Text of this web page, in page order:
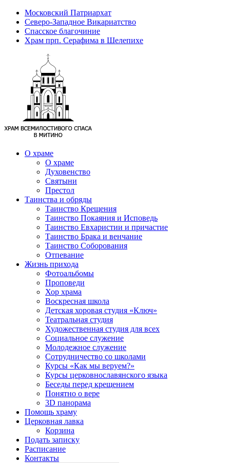
Московский Патриархат
Северо-Западное Викариатство
Спасское благочиние
Храм прп. Серафима в Шелепихе
О храме
О храме
Духовенство
Святыни
Престол
Таинства и обряды
Таинство Крещения
Таинство Покаяния и Исповедь
Таинство Евхаристии и причастие
Таинство Брака и венчание
Таинство Соборования
Отпевание
Жизнь прихода
Фотоальбомы
Проповеди
Хор храма
Воскресная школа
Детская хоровая студия «Ключ»
Театральная студия
Х​удожественная студия для всех
Социальное служение
Молодежное служение
Сотрудничество со школами
Курсы «Как мы веруем?»
Курсы церковнославянского языка
Беседы перед крещением
Понятно о вере
3D панорама
Помощь храму
Церковная лавка
Корзина
Подать записку
Расписание
Контакты